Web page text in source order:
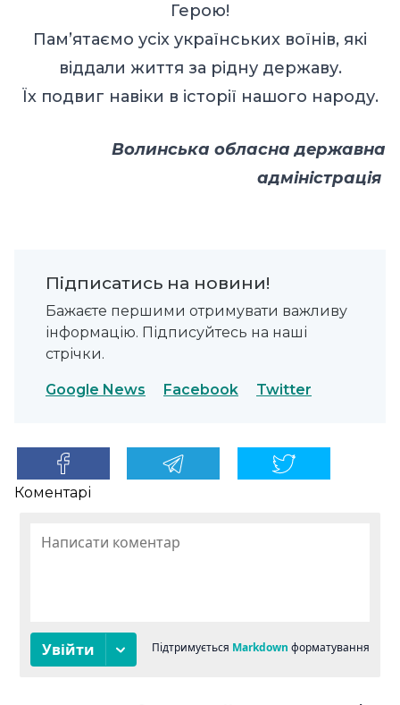
Герою!
Пам’ятаємо усіх українських воїнів, які
віддали життя за рідну державу.
Їх подвиг навіки в історії нашого народу.
Волинська обласна державна
адміністрація
Підписатись на новини!
Бажаєте першими отримувати важливу
інформацію. Підписуйтесь на наші
стрічки.
Google News Facebook Twitter
Коментарі